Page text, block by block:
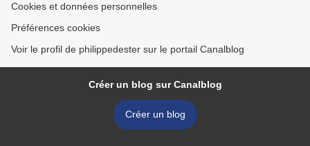
Cookies et données personnelles
Préférences cookies
Voir le profil de philippedester sur le portail Canalblog
Créer un blog sur Canalblog
Créer un blog